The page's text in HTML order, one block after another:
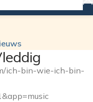
ich-bin-wie-ich-bin-